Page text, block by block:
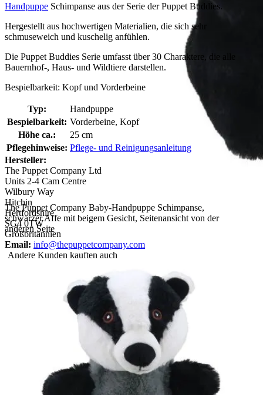
The Puppet Company Baby-Handpuppe Schimpanse,
schwarzer Affe mit beigem Gesicht, Seitenansicht von der
anderen Seite
Handpuppe Schimpanse aus der Serie der Puppet Buddies.
Hergestellt aus hochwertigen Materialien, die sich sehr
schmuseweich und kuschelig anfühlen.
Die Puppet Buddies Serie umfasst über 30 Charaktere, die alle
Bauernhof-, Haus- und Wildtiere darstellen.
Bespielbarkeit: Kopf und Vorderbeine
Typ:
Handpuppe
Bespielbarkeit: Vorderbeine, Kopf
Höhe ca.:
25 cm
Pflegehinweise: Pflege- und Reinigungsanleitung
Hersteller:
The Puppet Company Ltd
Units 2-4 Cam Centre
Wilbury Way
Hitchin
Hertfordshire
SG4 0TW
Großbritannien
Email: info@thepuppetcompany.com
Andere Kunden kauften auch